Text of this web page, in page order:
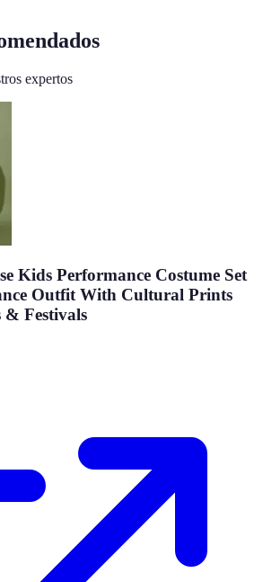
expertos
Kids Performance Costume Set
Outfit With Cultural Prints
& Festivals​